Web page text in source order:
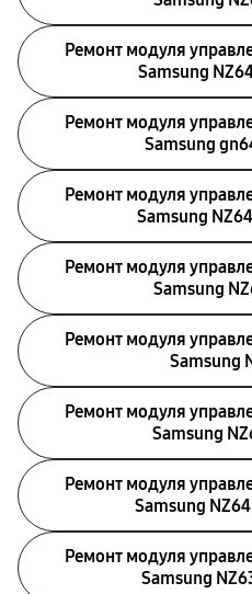
Ремонт модуля
Samsung
Ремонт модуля
Samsung
Ремонт модуля
Samsung
Ремонт модуля
Samsung
Ремонт модуля
Samsung
Ремонт модуля
Samsung
Ремонт модуля
Samsung
Ремонт модуля
Samsung